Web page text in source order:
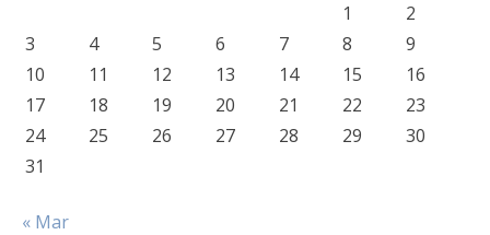
1
2
3
4 5 6 7 8
9
10
11 12 13 14 15
16
17
18 19 20 21 22
23
24
25 26 27 28 29
30
31
« Mar